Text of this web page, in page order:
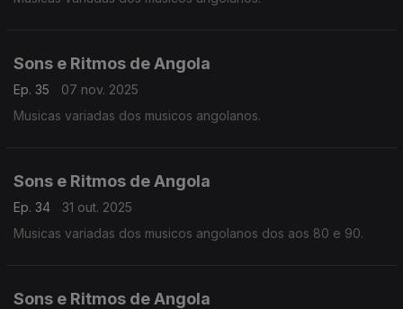
Sons e Ritmos de Angola
Ep. 35
07 nov. 2025
Musicas variadas dos musicos angolanos.
Sons e Ritmos de Angola
Ep. 34
31 out. 2025
Musicas variadas dos musicos angolanos dos aos 80 e 90.
Sons e Ritmos de Angola